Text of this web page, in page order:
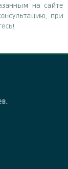
на сайте
при